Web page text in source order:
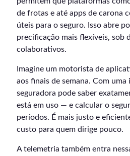
de frotas e até apps de carona
úteis para o seguro. Isso abre
precificação mais flexíveis, sob
colaborativos.
Imagine um motorista de
aos finais de semana. Com uma
seguradora pode saber
está em uso — e calcular o
períodos. É mais justo e
custo para quem dirige pouco.
A telemetria também entra